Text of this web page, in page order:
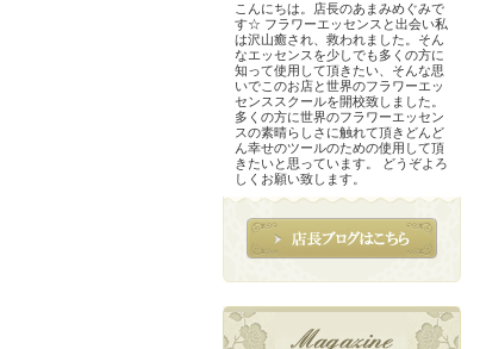
こんにちは。店長のあまみめぐみで
す☆ フラワーエッセンスと出会い私
は沢山癒され、救われました。そん
なエッセンスを少しでも多くの方に
知って使用して頂きたい、そんな思
いでこのお店と世界のフラワーエッ
センススクールを開校致しました。
多くの方に世界のフラワーエッセン
スの素晴らしさに触れて頂きどんど
ん幸せのツールのための使用して頂
きたいと思っています。 どうぞよろ
しくお願い致します。